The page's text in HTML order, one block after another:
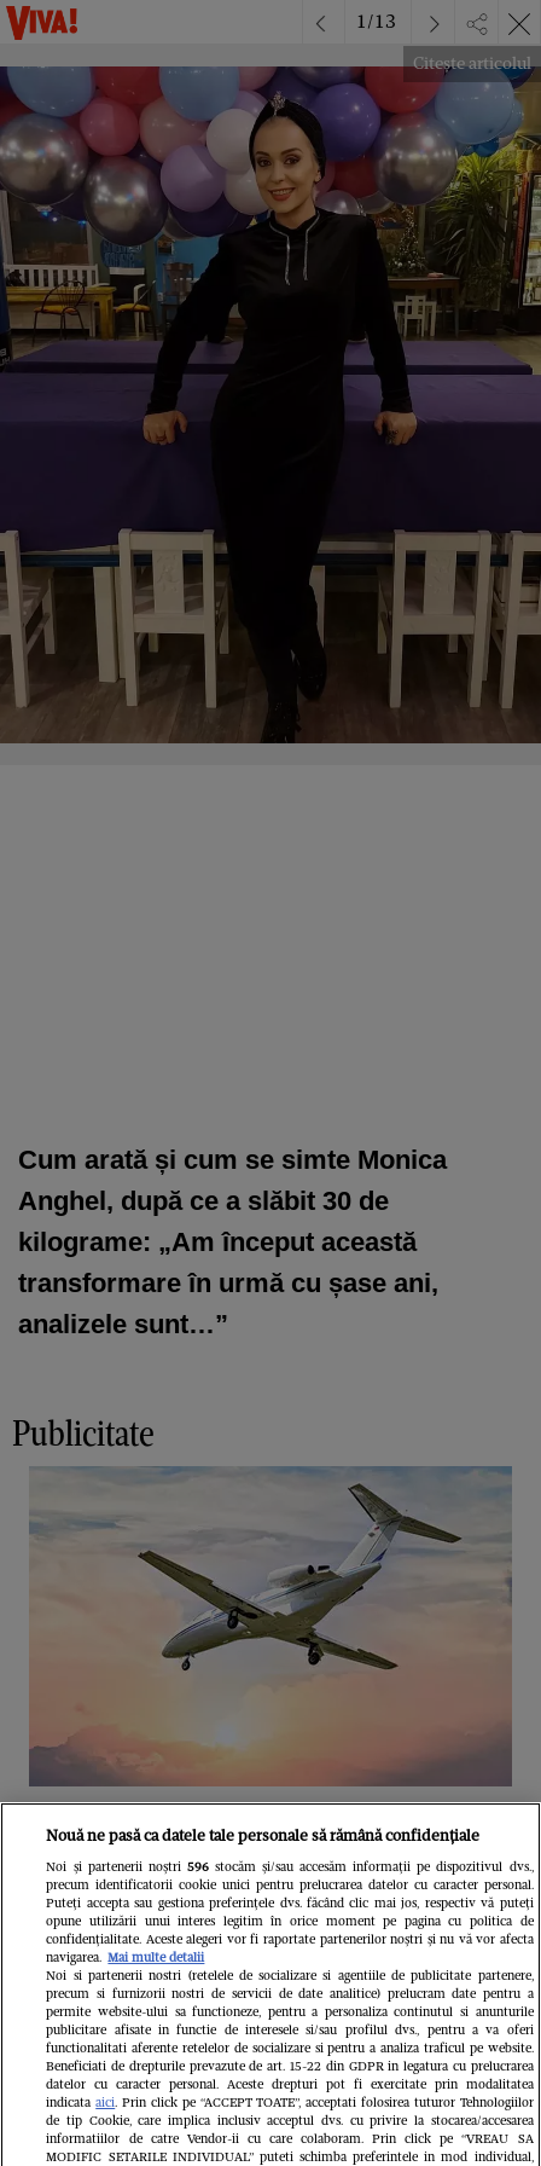
Cum arată și cum se simte Monica
Anghel, după ce a slăbit 30 de
kilograme: „Am început această
transformare în urmă cu șase ani,
analizele sunt…”
Citește articolul
1/13
Publicitate
Unul dintre cele mai folosite
aeroporturi din Europa își închide
complet porțile timp de trei luni.
Milioane de pasageri, afectați
Nouă ne pasă ca datele tale personale să rămână confidențiale
Noi și partenerii noștri 596stocăm și/sau accesăm informații pe dispozitivul dvs.,
precum identificatorii cookie unici pentru prelucrarea datelor cu caracter personal.
Puteți accepta sau gestiona preferințele dvs. făcând clic mai jos, respectiv vă puteți
opune utilizării unui interes legitim în orice moment pe pagina cu politica de
confidențialitate. Aceste alegeri vor fi raportate partenerilor noștri și nu vă vor afecta
navigarea. Mai multe detalii
Noi si partenerii nostri (retelele de socializare si agentiile de publicitate partenere,
precum si furnizorii nostri de servicii de date analitice) prelucram date pentru a
permite website-ului sa functioneze, pentru a personaliza continutul si anunturile
publicitare afisate in functie de interesele si/sau profilul dvs., pentru a va oferi
functionalitati aferente retelelor de socializare si pentru a analiza traficul pe website.
Beneficiati de drepturile prevazute de art. 15-22 din GDPR in legatura cu prelucrarea
datelor cu caracter personal. Aceste drepturi pot fi exercitate prin modalitatea
indicataaici. Prin click pe “ACCEPT TOATE”, acceptati folosirea tuturor Tehnologiilor
de tip Cookie, care implica inclusiv acceptul dvs. cu privire la stocarea/accesarea
informatiilor de catre Vendor-ii cu care colaboram. Prin click pe “VREAU SA
MODIFIC SETARILE INDIVIDUAL” puteti schimba preferintele in mod individual,